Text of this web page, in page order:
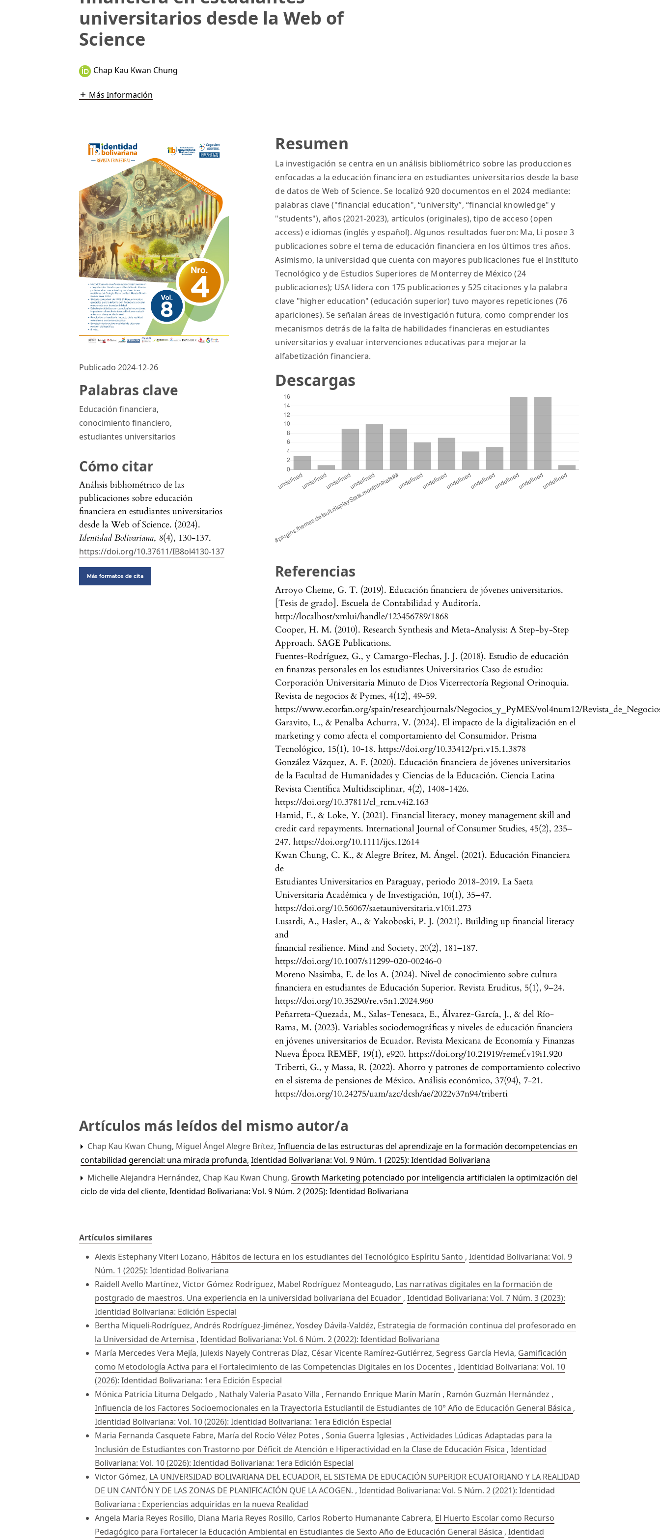
universitarios desde la Web of
Science
Chap Kau Kwan Chung
Más Información
Publicado 2024-12-26
Palabras clave
Educación financiera,
conocimiento financiero,
estudiantes universitarios
Cómo citar
Análisis bibliométrico de las
publicaciones sobre educación
financiera en estudiantes universitarios
desde la Web of Science. (2024).
Identidad Bolivariana, 8(4), 130-137.
https://doi.org/10.37611/IB8ol4130-137
Más formatos de cita
Resumen
La investigación se centra en un análisis bibliométrico sobre las producciones
enfocadas a la educación financiera en estudiantes universitarios desde la base
de datos de Web of Science. Se localizó 920 documentos en el 2024 mediante:
palabras clave ("financial education", “university”, “financial knowledge" y
"students"), años (2021-2023), artículos (originales), tipo de acceso (open
access) e idiomas (inglés y español). Algunos resultados fueron: Ma, Li posee 3
publicaciones sobre el tema de educación financiera en los últimos tres años.
Asimismo, la universidad que cuenta con mayores publicaciones fue el Instituto
Tecnológico y de Estudios Superiores de Monterrey de México (24
publicaciones); USA lidera con 175 publicaciones y 525 citaciones y la palabra
clave "higher education" (educación superior) tuvo mayores repeticiones (76
apariciones). Se señalan áreas de investigación futura, como comprender los
mecanismos detrás de la falta de habilidades financieras en estudiantes
universitarios y evaluar intervenciones educativas para mejorar la
alfabetización financiera.
Descargas
Referencias
Arroyo Cheme, G. T. (2019). Educación financiera de jóvenes universitarios.
[Tesis de grado]. Escuela de Contabilidad y Auditoría.
http://localhost/xmlui/handle/123456789/1868
Cooper, H. M. (2010). Research Synthesis and Meta-Analysis: A Step-by-Step
Approach. SAGE Publications.
Fuentes-Rodríguez, G., y Camargo-Flechas, J. J. (2018). Estudio de educación
en finanzas personales en los estudiantes Universitarios Caso de estudio:
Corporación Universitaria Minuto de Dios Vicerrectoría Regional Orinoquia.
Revista de negocios & Pymes, 4(12), 49-59.
https://www.ecorfan.org/spain/researchjournals/Negocios_y_PyMES/vol4num12/
Garavito, L., & Penalba Achurra, V. (2024). El impacto de la digitalización en el
marketing y como afecta el comportamiento del Consumidor. Prisma
Tecnológico, 15(1), 10-18. https://doi.org/10.33412/pri.v15.1.3878
González Vázquez, A. F. (2020). Educación financiera de jóvenes universitarios
de la Facultad de Humanidades y Ciencias de la Educación. Ciencia Latina
Revista Científica Multidisciplinar, 4(2), 1408-1426.
https://doi.org/10.37811/cl_rcm.v4i2.163
Hamid, F., & Loke, Y. (2021). Financial literacy, money management skill and
credit card repayments. International Journal of Consumer Studies, 45(2), 235–
247. https://doi.org/10.1111/ijcs.12614
Kwan Chung, C. K., & Alegre Brítez, M. Ángel. (2021). Educación Financiera
de
Estudiantes Universitarios en Paraguay, periodo 2018-2019. La Saeta
Universitaria Académica y de Investigación, 10(1), 35–47.
https://doi.org/10.56067/saetauniversitaria.v10i1.273
Lusardi, A., Hasler, A., & Yakoboski, P. J. (2021). Building up financial literacy
and
financial resilience. Mind and Society, 20(2), 181–187.
https://doi.org/10.1007/s11299-020-00246-0
Moreno Nasimba, E. de los A. (2024). Nivel de conocimiento sobre cultura
financiera en estudiantes de Educación Superior. Revista Eruditus, 5(1), 9–24.
https://doi.org/10.35290/re.v5n1.2024.960
Peñarreta-Quezada, M., Salas-Tenesaca, E., Álvarez-García, J., & del Río-
Rama, M. (2023). Variables sociodemográficas y niveles de educación financiera
en jóvenes universitarios de Ecuador. Revista Mexicana de Economía y Finanzas
Nueva Época REMEF, 19(1), e920. https://doi.org/10.21919/remef.v19i1.920
Triberti, G., y Massa, R. (2022). Ahorro y patrones de comportamiento colectivo
en el sistema de pensiones de México. Análisis económico, 37(94), 7-21.
https://doi.org/10.24275/uam/azc/dcsh/ae/2022v37n94/triberti
Artículos más leídos del mismo autor/a
Chap Kau Kwan Chung, Miguel Ángel Alegre Brítez,Influencia de las estructuras del aprendizaje en la formación decompetencias en
contabilidad gerencial: una mirada profunda,Identidad Bolivariana: Vol. 9 Núm. 1 (2025): Identidad Bolivariana
Michelle Alejandra Hernández, Chap Kau Kwan Chung, Growth Marketing potenciado por inteligencia artificialen la optimización del
ciclo de vida del cliente,Identidad Bolivariana: Vol. 9 Núm. 2 (2025): Identidad Bolivariana
Artículos similares
Alexis Estephany Viteri Lozano, Hábitos de lectura en los estudiantes del Tecnológico Espíritu Santo ,Identidad Bolivariana: Vol. 9
Núm. 1 (2025): Identidad Bolivariana
Raidell Avello Martínez, Victor Gómez Rodríguez, Mabel Rodríguez Monteagudo, Las narrativas digitales en la formación de
postgrado de maestros. Una experiencia en la universidad bolivariana del Ecuador ,Identidad Bolivariana: Vol. 7 Núm. 3 (2023):
Identidad Bolivariana: Edición Especial
Bertha Miqueli-Rodríguez, Andrés Rodríguez-Jiménez, Yosdey Dávila-Valdéz, Estrategia de formación continua del profesorado en
la Universidad de Artemisa ,Identidad Bolivariana: Vol. 6 Núm. 2 (2022): Identidad Bolivariana
María Mercedes Vera Mejía, Julexis Nayely Contreras Díaz, César Vicente Ramírez-Gutiérrez, Segress García Hevia, Gamificación
como Metodología Activa para el Fortalecimiento de las Competencias Digitales en los Docentes ,Identidad Bolivariana: Vol. 10
(2026): Identidad Bolivariana: 1era Edición Especial
Mónica Patricia Lituma Delgado , Nathaly Valeria Pasato Villa , Fernando Enrique Marín Marín , Ramón Guzmán Hernández ,
Influencia de los Factores Socioemocionales en la Trayectoria Estudiantil de Estudiantes de 10° Año de Educación General Básica ,
Identidad Bolivariana: Vol. 10 (2026): Identidad Bolivariana: 1era Edición Especial
Maria Fernanda Casquete Fabre, María del Rocío Vélez Potes , Sonia Guerra Iglesias ,Actividades Lúdicas Adaptadas para la
Inclusión de Estudiantes con Trastorno por Déficit de Atención e Hiperactividad en la Clase de Educación Física ,Identidad
Bolivariana: Vol. 10 (2026): Identidad Bolivariana: 1era Edición Especial
Victor Gómez, LA UNIVERSIDAD BOLIVARIANA DEL ECUADOR, EL SISTEMA DE EDUCACIÓN SUPERIOR ECUATORIANO Y LA REALIDAD
DE UN CANTÓN Y DE LAS ZONAS DE PLANIFICACIÓN QUE LA ACOGEN. ,Identidad Bolivariana: Vol. 5 Núm. 2 (2021): Identidad
Bolivariana : Experiencias adquiridas en la nueva Realidad
Angela Maria Reyes Rosillo, Diana Maria Reyes Rosillo, Carlos Roberto Humanante Cabrera, El Huerto Escolar como Recurso
Pedagógico para Fortalecer la Educación Ambiental en Estudiantes de Sexto Año de Educación General Básica ,Identidad